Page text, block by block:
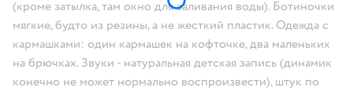
(кроме затылка, там окно для заливания воды). Ботиночки
мягкие, будто из резины, а не жесткий пластик. Одежда с
кармашками: один кармашек на кофточке, два маленьких
на брючках. Звуки - натуральная детская запись (динамик
конечно не может нормально воспроизвести), штук по